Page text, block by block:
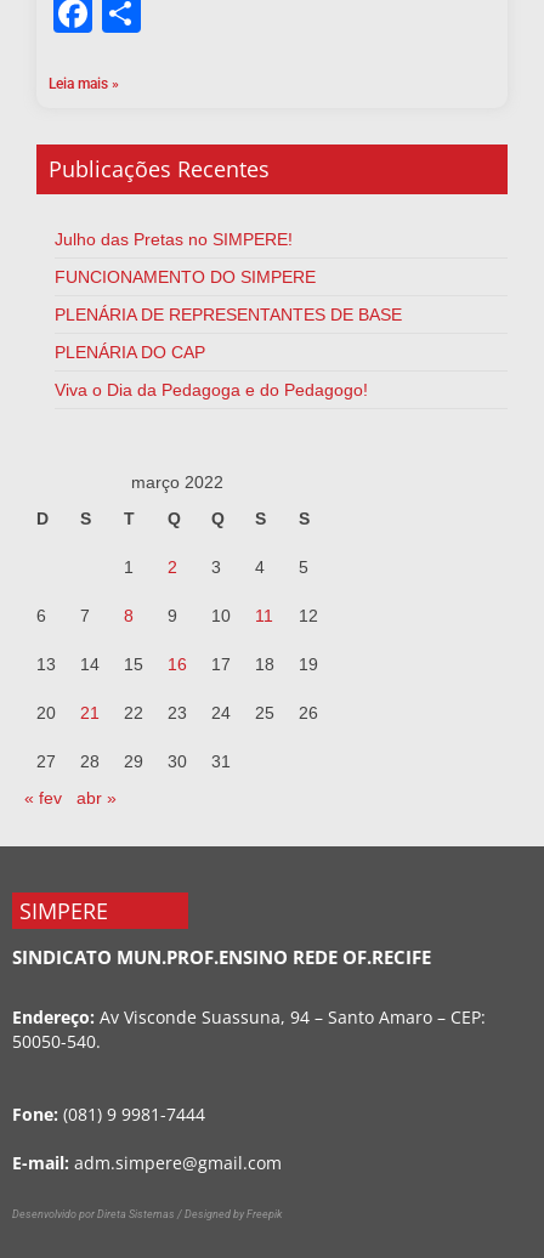
Facebook
Leia mais »
Publicações Recentes
Julho das Pretas no SIMPERE!
FUNCIONAMENTO DO SIMPERE
PLENÁRIA DE REPRESENTANTES DE BASE
PLENÁRIA DO CAP
Viva o Dia da Pedagoga e do Pedagogo!
março 2022
D
S T Q Q S S
1 2 3 4 5
6 7 8 9 10 11 12
13 14 15 16 17 18 19
20 21 22 23 24 25 26
27 28 29 30
31
« fev
abr »
SIMPERE
SINDICATO MUN.PROF.ENSINO REDE OF.RECIFE
Endereço: Av Visconde Suassuna, 94 – Santo Amaro – CEP:
50050-540.
Fone: (081) 9 9981-7444
E-mail: adm.simpere@gmail.com
Desenvolvido por Direta Sistemas / Designed by Freepik